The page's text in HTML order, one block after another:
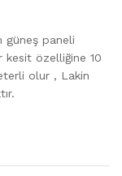
güneş paneli
kesit özelliğine 10
olur , Lakin